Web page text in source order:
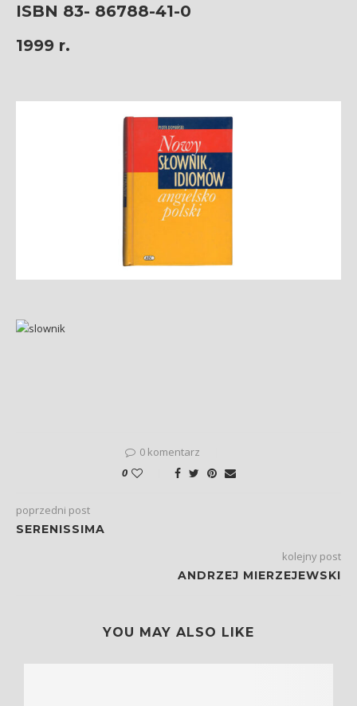
ISBN 83- 86788-41-0
1999 r.
0 komentarz
0
poprzedni post
SERENISSIMA
kolejny post
ANDRZEJ MIERZEJEWSKI
YOU MAY ALSO LIKE